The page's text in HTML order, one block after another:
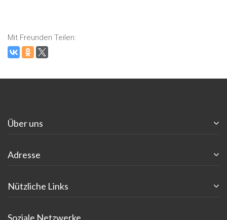
Mit Freunden Teilen:
Über uns
Adresse
Nützliche Links
Soziale Netzwerke